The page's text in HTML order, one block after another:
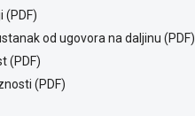
(PDF)
od ugovora na daljinu (PDF)
(PDF)
(PDF)